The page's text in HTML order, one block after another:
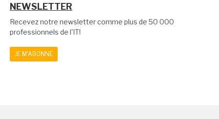
NEWSLETTER
Recevez notre newsletter comme plus de 50 000
professionnels de l'IT!
JE M'ABONNE